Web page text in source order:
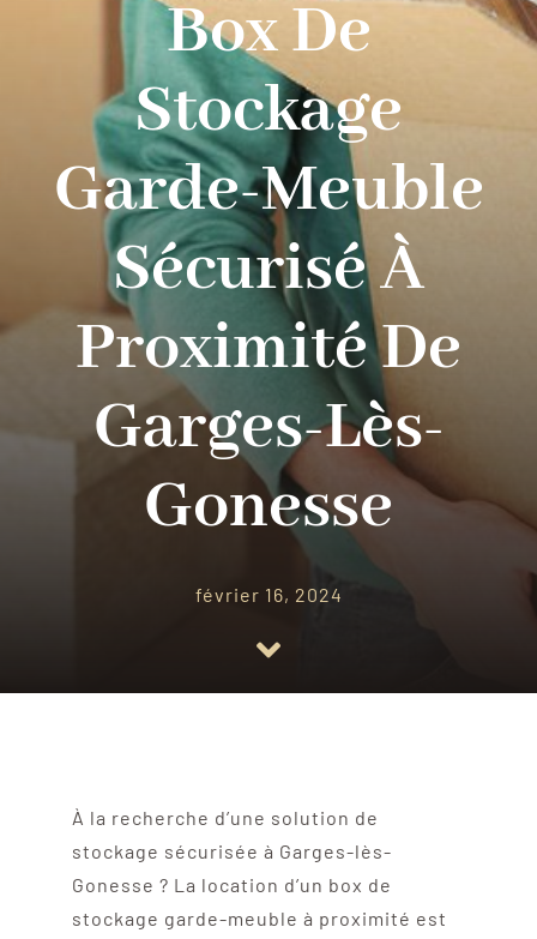
Box De
Stockage
Garde-Meuble
Sécurisé À
Proximité De
Garges-Lès-
Gonesse
février 16, 2024
À la recherche d’une solution de
stockage sécurisée à Garges-lès-
Gonesse ? La location d’un box de
stockage garde-meuble à proximité est